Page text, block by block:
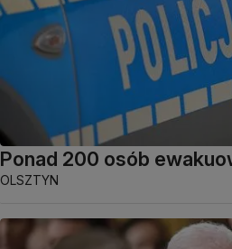
Ponad 200 osób
OLSZTYN